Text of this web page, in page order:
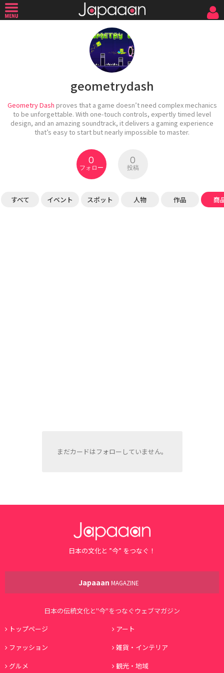
geometrydash
Geometry Dash proves that a game doesn’t need complex mechanics
to be unforgettable. With one-touch controls, expertly timed level
design, and an amazing soundtrack, it delivers a gaming experience
that’s easy to start but nearly impossible to master.
0
フォロー
0
投稿
すべて イベント スポット 人物 作品 商
まだカードはフォローしていません。
日本の文化と ”今” をつなぐ！
Japaaan MAGAZINE
日本の伝統文化と"今"をつなぐウェブマガジン
トップページ
アート
ファッション
雑貨・インテリア
グルメ
観光・地域